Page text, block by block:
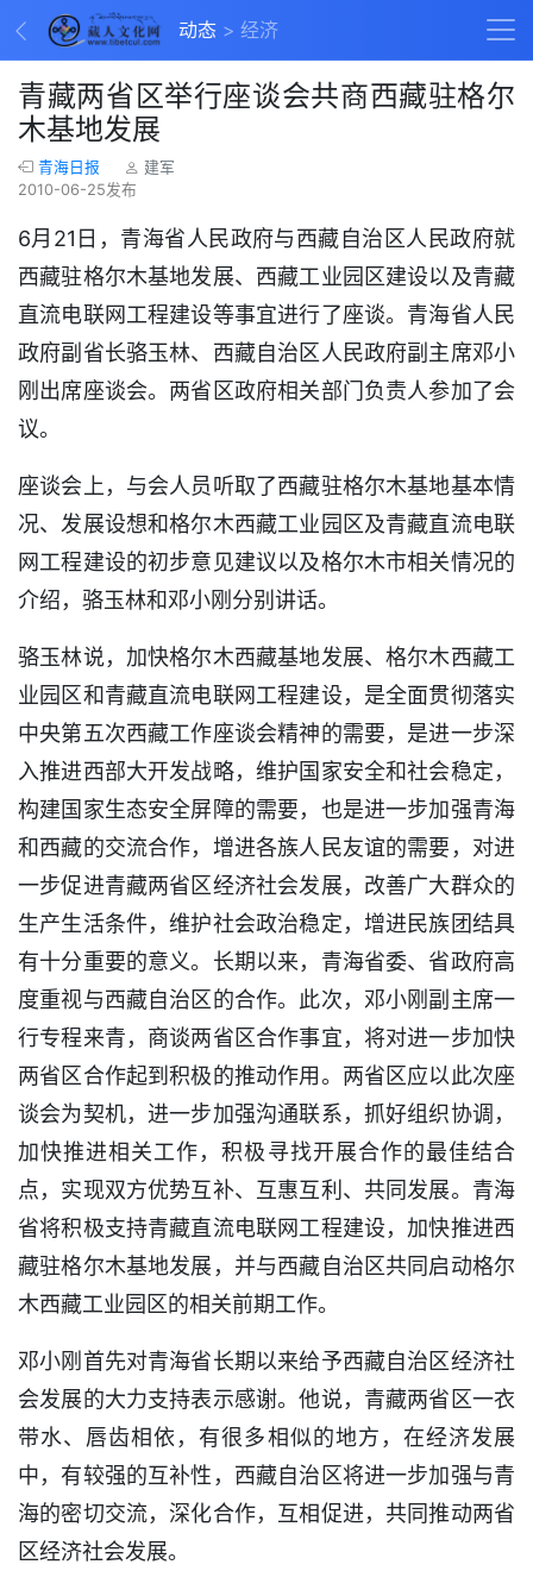
动态 经济
青藏两省区举行座谈会共商西藏驻格尔
木基地发展
青海日报
建军
2010-06-25发布
6月21日，青海省人民政府与西藏自治区人民政府就
西藏驻格尔木基地发展、西藏工业园区建设以及青藏
直流电联网工程建设等事宜进行了座谈。青海省人民
政府副省长骆玉林、西藏自治区人民政府副主席邓小
刚出席座谈会。两省区政府相关部门负责人参加了会
议。
座谈会上，与会人员听取了西藏驻格尔木基地基本情
况、发展设想和格尔木西藏工业园区及青藏直流电联
网工程建设的初步意见建议以及格尔木市相关情况的
介绍，骆玉林和邓小刚分别讲话。
骆玉林说，加快格尔木西藏基地发展、格尔木西藏工
业园区和青藏直流电联网工程建设，是全面贯彻落实
中央第五次西藏工作座谈会精神的需要，是进一步深
入推进西部大开发战略，维护国家安全和社会稳定，
构建国家生态安全屏障的需要，也是进一步加强青海
和西藏的交流合作，增进各族人民友谊的需要，对进
一步促进青藏两省区经济社会发展，改善广大群众的
生产生活条件，维护社会政治稳定，增进民族团结具
有十分重要的意义。长期以来，青海省委、省政府高
度重视与西藏自治区的合作。此次，邓小刚副主席一
行专程来青，商谈两省区合作事宜，将对进一步加快
两省区合作起到积极的推动作用。两省区应以此次座
谈会为契机，进一步加强沟通联系，抓好组织协调，
加快推进相关工作，积极寻找开展合作的最佳结合
点，实现双方优势互补、互惠互利、共同发展。青海
省将积极支持青藏直流电联网工程建设，加快推进西
藏驻格尔木基地发展，并与西藏自治区共同启动格尔
木西藏工业园区的相关前期工作。
邓小刚首先对青海省长期以来给予西藏自治区经济社
会发展的大力支持表示感谢。他说，青藏两省区一衣
带水、唇齿相依，有很多相似的地方，在经济发展
中，有较强的互补性，西藏自治区将进一步加强与青
海的密切交流，深化合作，互相促进，共同推动两省
区经济社会发展。